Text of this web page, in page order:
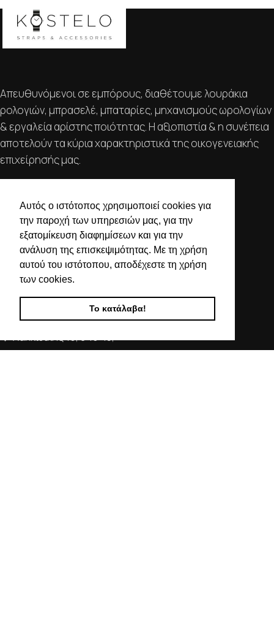
Αυτός ο ιστότοπος χρησιμοποιεί cookies για
την παροχή των υπηρεσιών μας, για την
εξατομίκευση διαφημίσεων και για την
ανάλυση της επισκεψιμότητας. Με τη χρήση
αυτού του ιστότοπου, αποδέχεστε τη χρήση
των cookies.
Το κατάλαβα!
Απευθυνόμενοι σε εμπόρους, διαθέτουμε λουράκια
ρολογιών, μπρασελέ, μπαταρίες, μηχανισμούς ωρολογίων
& εργαλεία αρίστης ποιότητας. Η αξιοπιστία & η συνέπεια
αποτελούν τα κύρια χαρακτηριστικά της οικογενειακής
επιχείρησής μας.
ΕΠΙΚΟΙΝΩΝΙΑ
ΟΡΟΙ ΧΡΗΣΗΣ
ΤΡΟΠΟΙ ΠΛΗΡΩΜΗΣ ΑΠΟΣΤΟΛΗΣ
ΠΟΛΙΤΙΚΗ ΑΠΟΡΡΗΤΟΥ
Ο ΛΟΓΑΡΙΑΣΜΟΣ ΜΟΥ
ΣΤΟΙΧΕΙΑ ΕΠΙΚΟΙΝΩΝΙΑΣ
Χαλκιδικής 19, 546 43,